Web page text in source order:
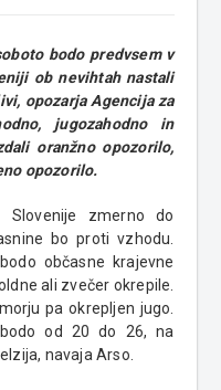
bodo predvsem v
ob nevihtah nastali
opozarja Agencija za
jugozahodno in
oranžno opozorilo,
opozorilo.
Slovenije zmerno do
bo proti vzhodu.
občasne krajevne
ali zvečer okrepile.
pa okrepljen jugo.
od 20 do 26, na
navaja Arso.